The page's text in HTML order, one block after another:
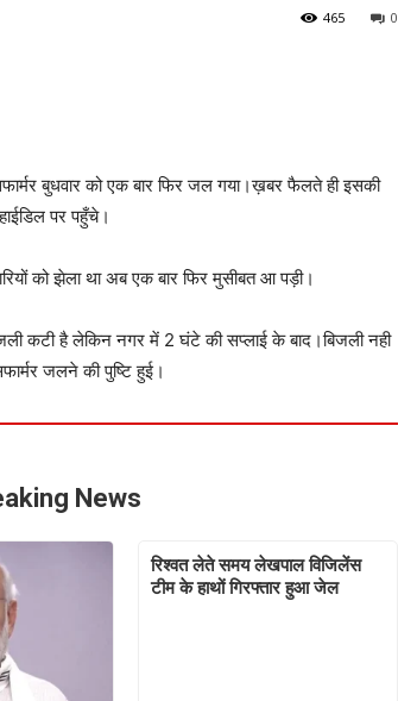
0
465
बुधवार को एक बार फिर जल गया।ख़बर फैलते ही इसकी
पर पहुँचे।
को झेला था अब एक बार फिर मुसीबत आ पड़ी।
कटी है लेकिन नगर में 2 घंटे की सप्लाई के बाद।बिजली नही
जलने की पुष्टि हुई।
News
रिश्वत लेते समय लेखपाल विजिलेंस
टीम के हाथों गिरफ्तार हुआ जेल